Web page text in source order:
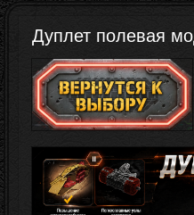
Дуплет полевая